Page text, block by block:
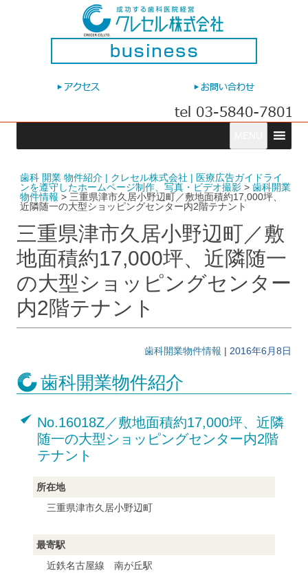
へ
ス
キ
ッ
プ
歯科 開業 物件紹介 | クレセル株式会社 | 医療広告ガイドライ
ンを遵守したホームページ制作、写真・ビデオ撮影 > 歯科開業
物件情報 > 三重県津市久居小野辺町／敷地面積約17,000坪、
近隣随一の大型ショッピングセンター内2階テナント
三重県津市久居小野辺町／敷
地面積約17,000坪、近隣随一
の大型ショッピングセンター
内2階テナント
歯科開業物件情報 | 2016年6月8日
歯科開業物件紹介
No.16018Z／敷地面積約17,000坪、近隣
随一の大型ショッピングセンター内2階
テナント
所在地
三重県津市久居小野辺町
最寄駅
近鉄名古屋線 南が丘駅